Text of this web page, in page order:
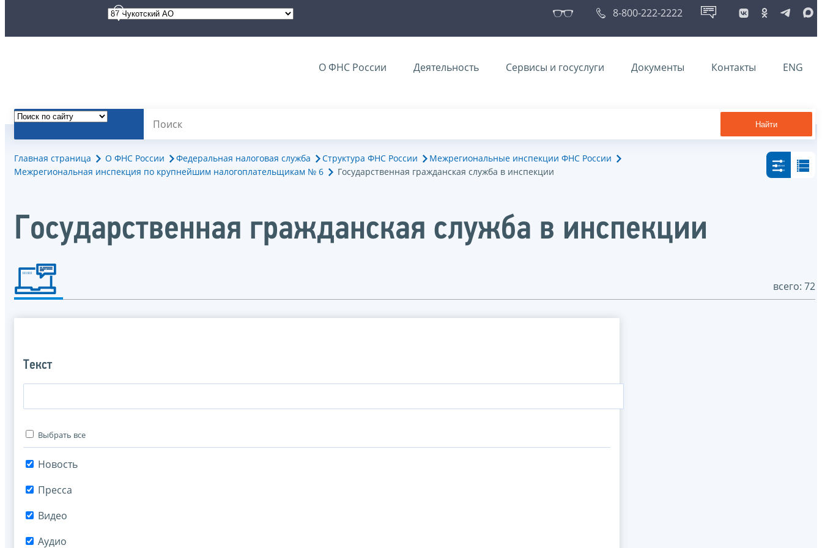
8-800-222-2222
О ФНС России Деятельность Сервисы и госуслуги Документы Контакты ENG
Найти
Главная страница О ФНС России Федеральная налоговая служба Структура ФНС России
Межрегиональные инспекции ФНС России
Межрегиональная инспекция по крупнейшим налогоплательщикам № 6
Государственная гражданская служба в инспекции
Государственная гражданская служба в инспекции
всего: 72
Текст
Выбрать все
Новость
Пресса
Видео
Аудио